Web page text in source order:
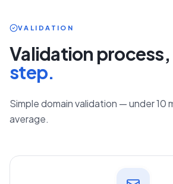
VALIDATION
Validation process,
step.
Simple domain validation — under 10
average.